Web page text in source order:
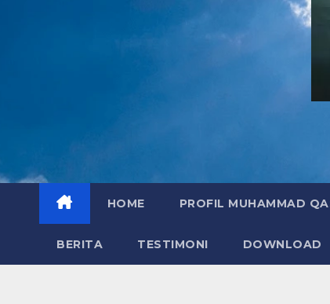
HOME PROFIL MUHAMMAD
BERITA TESTIMONI DOWNLOAD